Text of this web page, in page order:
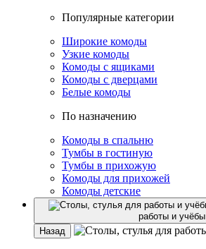
Популярные категории
Широкие комоды
Узкие комоды
Комоды с ящиками
Комоды с дверцами
Белые комоды
По назначению
Комоды в спальню
Тумбы в гостиную
Тумбы в прихожую
Комоды для прихожей
Комоды детские
работы и учёбы
Назад